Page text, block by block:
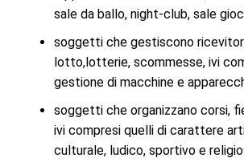
sale da ballo, night-club, sale
soggetti che gestiscono
lotto,lotterie, scommesse, ivi
gestione di macchine e
soggetti che organizzano corsi,
ivi compresi quelli di carattere
culturale, ludico, sportivo e